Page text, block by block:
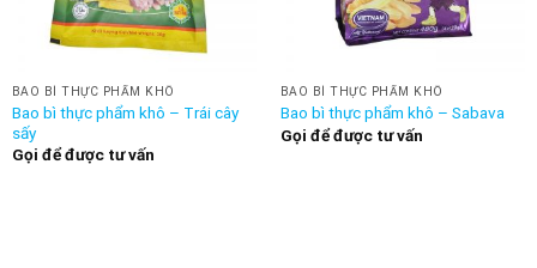
BAO BÌ THỰC PHẨM KHÔ
Bao bì thực phẩm khô – Trái cây
sấy
Gọi để được tư vấn
BAO BÌ THỰC PHẨM KHÔ
Bao bì thực phẩm khô – Sabava
Gọi để được tư vấn